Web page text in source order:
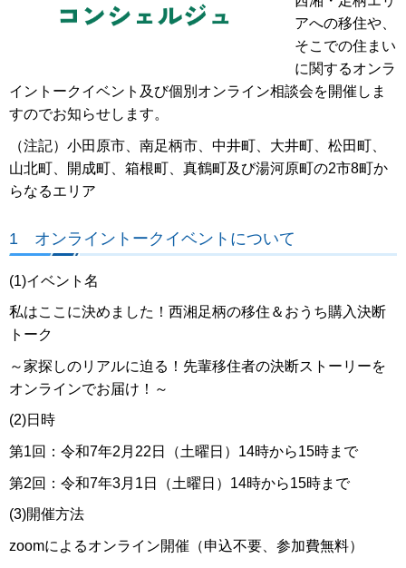
アへの移住や、
そこでの住まい
に関するオンラ
イントークイベント及び個別オンライン相談会を開催しま
すのでお知らせします。
（注記）小田原市、南足柄市、中井町、大井町、松田町、
山北町、開成町、箱根町、真鶴町及び湯河原町の2市8町か
らなるエリア
1 オンライントークイベントについて
(1)イベント名
私はここに決めました！西湘足柄の移住＆おうち購入決断
トーク
～家探しのリアルに迫る！先輩移住者の決断ストーリーを
オンラインでお届け！～
(2)日時
第1回：令和7年2月22日（土曜日）14時から15時まで
第2回：令和7年3月1日（土曜日）14時から15時まで
(3)開催方法
zoomによるオンライン開催（申込不要、参加費無料）